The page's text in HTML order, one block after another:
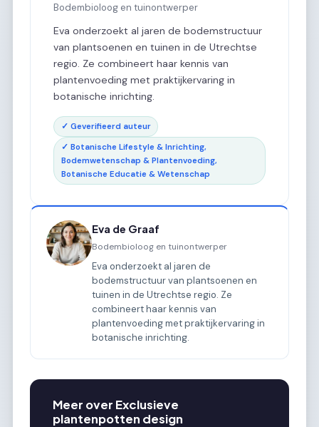
Bodembioloog en tuinontwerper
Eva onderzoekt al jaren de bodemstructuur
van plantsoenen en tuinen in de Utrechtse
regio. Ze combineert haar kennis van
plantenvoeding met praktijkervaring in
botanische inrichting.
✓ Geverifieerd auteur
✓ Botanische Lifestyle & Inrichting,
Bodemwetenschap & Plantenvoeding,
Botanische Educatie & Wetenschap
Eva de Graaf
Bodembioloog en tuinontwerper
Eva onderzoekt al jaren de
bodemstructuur van plantsoenen en
tuinen in de Utrechtse regio. Ze
combineert haar kennis van
plantenvoeding met praktijkervaring in
botanische inrichting.
Meer over Exclusieve
plantenpotten design